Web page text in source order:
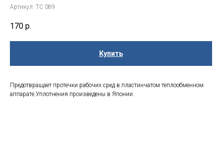
Артикул: TC 089
170 р.
Купить
Предотвращает протечки рабочих сред в пластинчатом теплообменном
аппарате.Уплотнения произведены в Японии.